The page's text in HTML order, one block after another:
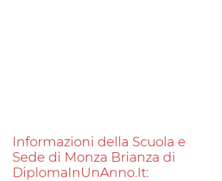
Informazioni della Scuola e
Sede di Monza Brianza di
DiplomaInUnAnno.It: